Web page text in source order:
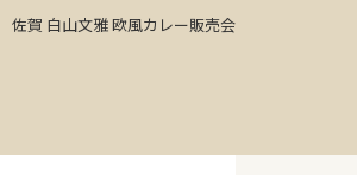
佐賀 白山文雅 欧風カレー販売会